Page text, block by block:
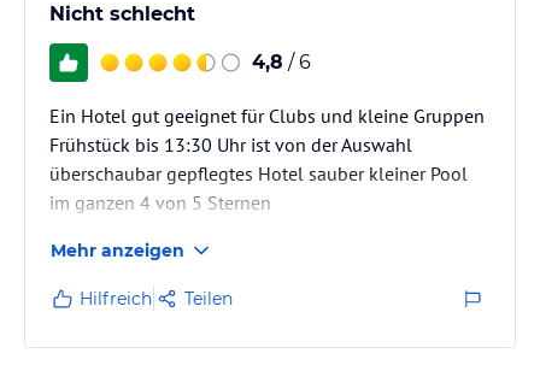
Nicht schlecht
4,8 / 6
Ein Hotel gut geeignet für Clubs und kleine Gruppen
Frühstück bis 13:30 Uhr ist von der Auswahl
überschaubar gepflegtes Hotel sauber kleiner Pool
im ganzen 4 von 5 Sternen
Mehr anzeigen
Hilfreich Teilen